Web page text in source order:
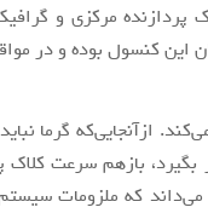
این کنسول بوده و در
ازآنجایی‌که گرما
بازهم سرعت کلاک
که ملزومات